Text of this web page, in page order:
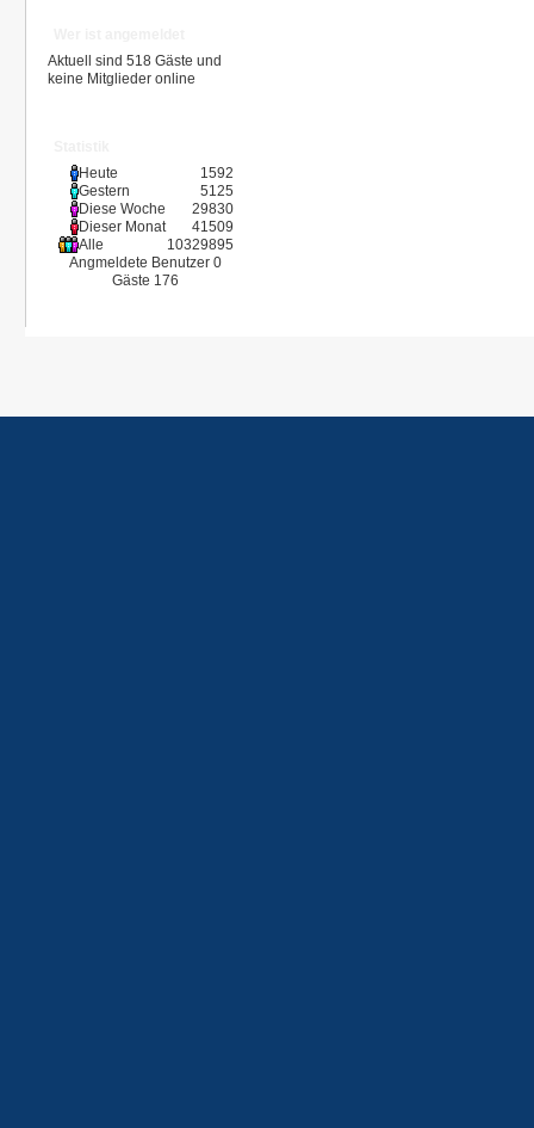
Aktuell sind 518 Gäste und
keine Mitglieder online
Heute
1592
Gestern
5125
Diese Woche
29830
Dieser Monat
41509
Alle
10329895
Angmeldete Benutzer 0
Gäste 176